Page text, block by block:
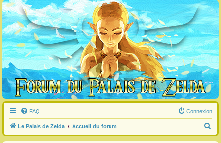
FAQ Connexion
Le Palais de Zelda Accueil du forum
e